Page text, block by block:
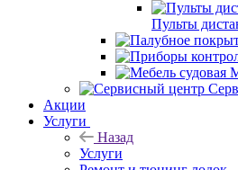
Пульты
Акции
Услуги
Назад
Услуги